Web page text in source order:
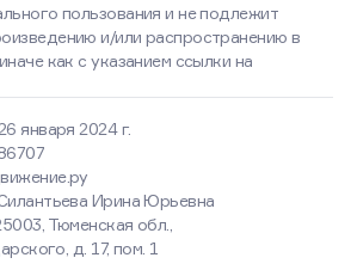
января 2024 г.
Ирина Юрьевна
Тюменская обл.,
д. 17, пом. 1
пользования и не подлежит
и/или распространению в
как с указанием ссылки на